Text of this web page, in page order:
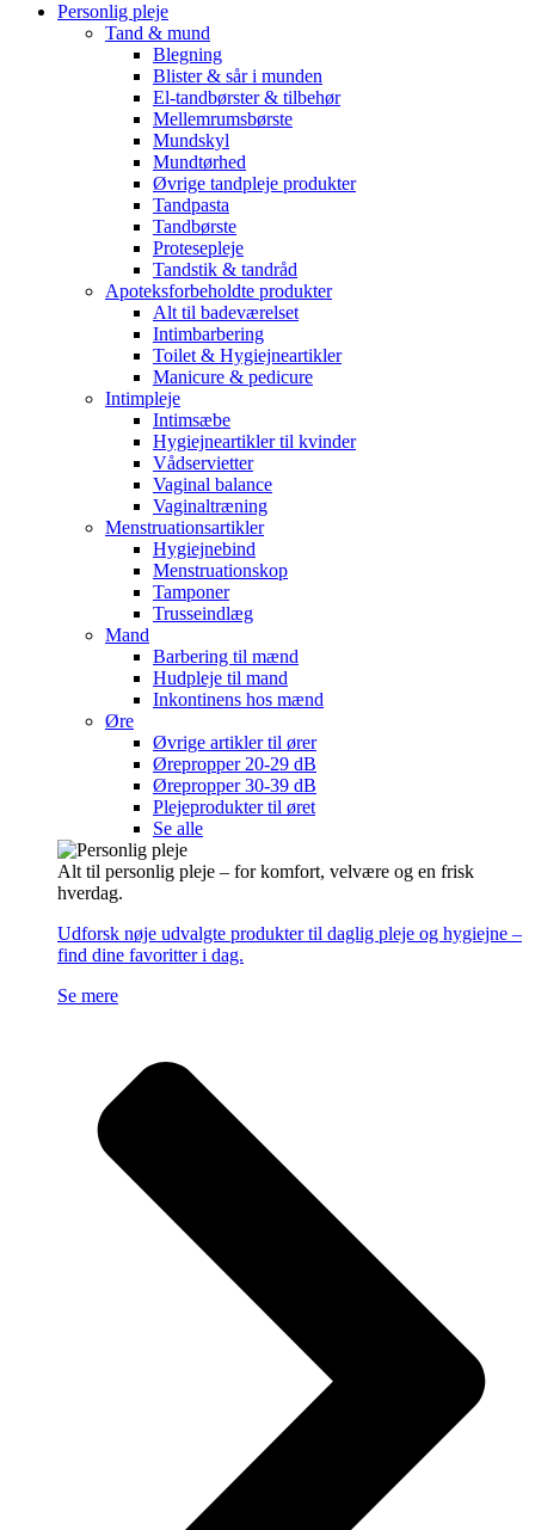
Personlig pleje
Tand & mund
Blegning
Blister & sår i munden
El-tandbørster & tilbehør
Mellemrumsbørste
Mundskyl
Mundtørhed
Øvrige tandpleje produkter
Tandpasta
Tandbørste
Protesepleje
Tandstik & tandråd
Apoteksforbeholdte produkter
Alt til badeværelset
Intimbarbering
Toilet & Hygiejneartikler
Manicure & pedicure
Intimpleje
Intimsæbe
Hygiejneartikler til kvinder
Vådservietter
Vaginal balance
Vaginaltræning
Menstruationsartikler
Hygiejnebind
Menstruationskop
Tamponer
Trusseindlæg
Mand
Barbering til mænd
Hudpleje til mand
Inkontinens hos mænd
Øre
Øvrige artikler til ører
Ørepropper 20-29 dB
Ørepropper 30-39 dB
Plejeprodukter til øret
Se alle
Alt til personlig pleje – for komfort, velvære og en frisk
hverdag.
Udforsk nøje udvalgte produkter til daglig pleje og hygiejne –
find dine favoritter i dag.
Se mere